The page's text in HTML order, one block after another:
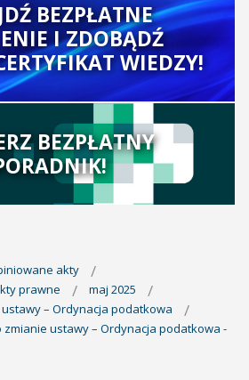
BEZPŁATNE
I ZDOBĄDŹ
WIEDZY!
BEZPŁATNY
akty
prawne
maj 2025
– Ordynacja podatkowa
ustawy – Ordynacja podatkowa -